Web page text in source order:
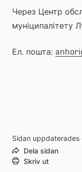
Через Центр
муніципалітету
Ел. пошта:
Sidan
Dela sidan
Skriv ut